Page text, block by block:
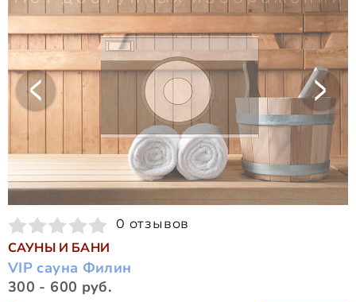
0 отзывов
САУНЫ И БАНИ
VIP сауна Филин
300 - 600 руб.